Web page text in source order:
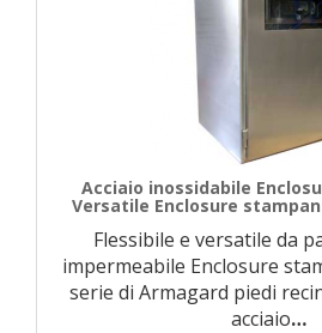
Acciaio inossidabile
Versatile Enclosure
Flessibile e versatile da
impermeabile Enclosure
serie di Armagard piedi
acciaio…